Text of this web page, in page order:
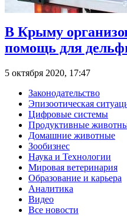
В Крыму
помощь для
5 октября 2020, 17:47
Законодательство
Эпизоотическая
Цифровые системы
Продуктивные
Домашние животные
Зообизнес
Наука и Технологии
Мировая ветеринария
Образование и карьера
Аналитика
Видео
Все новости